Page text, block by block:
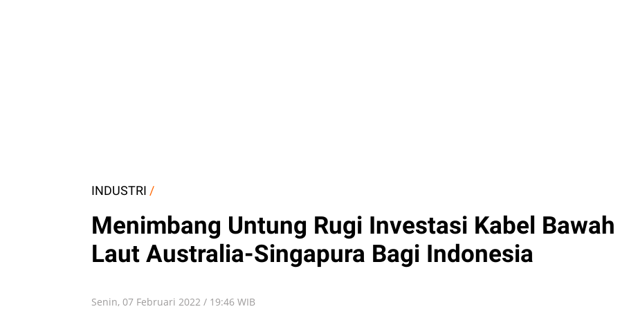
INDUSTRI /
Menimbang Untung Rugi Investasi Kabel Bawah
Laut Australia-Singapura Bagi Indonesia
Senin, 07 Februari 2022 / 19:46 WIB